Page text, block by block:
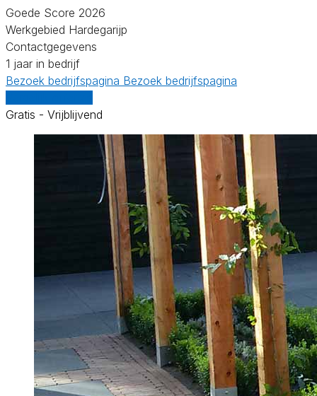
Goede Score 2026
Werkgebied Hardegarijp
Contactgegevens
1 jaar in bedrijf
Bezoek bedrijfspagina Bezoek bedrijfspagina
Gratis - Vrijblijvend